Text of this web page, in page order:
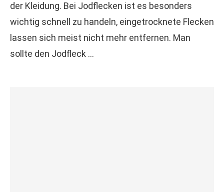
der Kleidung. Bei Jodflecken ist es besonders
wichtig schnell zu handeln, eingetrocknete Flecken
lassen sich meist nicht mehr entfernen. Man
sollte den Jodfleck …